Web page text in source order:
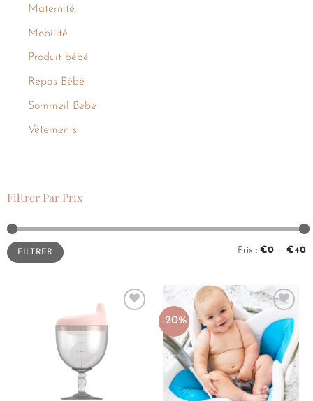
Maternité
Mobilité
Produit bébé
Repas Bébé
Sommeil Bébé
Vêtements
Filtrer Par Prix
FILTRER Prix : €0 — €40
-20%
Ajouter
à la
liste de
souhaits